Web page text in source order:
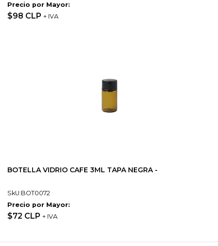
Precio por Mayor:
$98 CLP + IVA
BOTELLA VIDRIO CAFE 3ML TAPA NEGRA -
SkU:BOT0072
Precio por Mayor:
$72 CLP + IVA